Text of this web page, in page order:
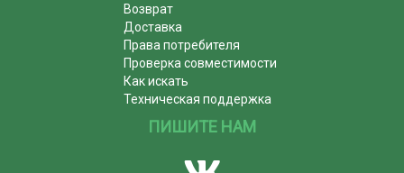
Возврат
Доставка
Права потребителя
Проверка совместимости
Как искать
Техническая поддержка
ПИШИТЕ НАМ